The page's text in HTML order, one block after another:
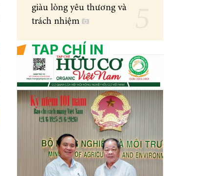
giàu lòng yêu thương và
trách nhiệm
TẠP CHÍ IN